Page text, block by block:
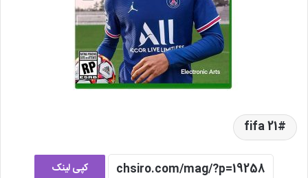
fifa 21
کپی لینک